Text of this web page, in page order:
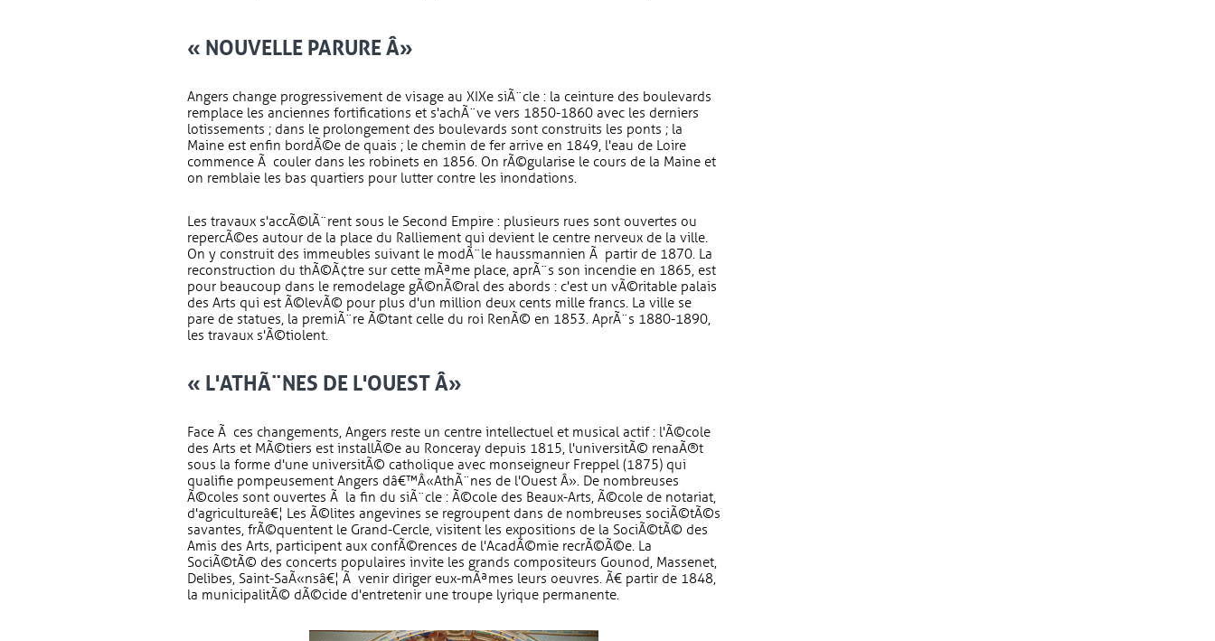
« NOUVELLE PARURE Â»
Angers change progressivement de visage au XIXe siÃ¨cle : la ceinture des boulevards
remplace les anciennes fortifications et s'achÃ¨ve vers 1850-1860 avec les derniers
lotissements ; dans le prolongement des boulevards sont construits les ponts ; la
Maine est enfin bordÃ©e de quais ; le chemin de fer arrive en 1849, l'eau de Loire
commence Ã couler dans les robinets en 1856. On rÃ©gularise le cours de la Maine et
on remblaie les bas quartiers pour lutter contre les inondations.
Les travaux s'accÃ©lÃ¨rent sous le Second Empire : plusieurs rues sont ouvertes ou
repercÃ©es autour de la place du Ralliement qui devient le centre nerveux de la ville.
On y construit des immeubles suivant le modÃ¨le haussmannien Ã partir de 1870. La
reconstruction du thÃ©Ã¢tre sur cette mÃªme place, aprÃ¨s son incendie en 1865, est
pour beaucoup dans le remodelage gÃ©nÃ©ral des abords : c'est un vÃ©ritable palais
des Arts qui est Ã©levÃ© pour plus d'un million deux cents mille francs. La ville se
pare de statues, la premiÃ¨re Ã©tant celle du roi RenÃ© en 1853. AprÃ¨s 1880-1890,
les travaux s'Ã©tiolent.
« L'ATHÃ¨NES DE L'OUEST Â»
Face Ã ces changements, Angers reste un centre intellectuel et musical actif : l'Ã©cole
des Arts et MÃ©tiers est installÃ©e au Ronceray depuis 1815, l'universitÃ© renaÃ®t
sous la forme d'une universitÃ© catholique avec monseigneur Freppel (1875) qui
qualifie pompeusement Angers dâ€™Â«AthÃ¨nes de l'Ouest Â». De nombreuses
Ã©coles sont ouvertes Ã la fin du siÃ¨cle : Ã©cole des Beaux-Arts, Ã©cole de notariat,
d'agricultureâ€¦ Les Ã©lites angevines se regroupent dans de nombreuses sociÃ©tÃ©s
savantes, frÃ©quentent le Grand-Cercle, visitent les expositions de la SociÃ©tÃ© des
Amis des Arts, participent aux confÃ©rences de l'AcadÃ©mie recrÃ©Ã©e. La
SociÃ©tÃ© des concerts populaires invite les grands compositeurs Gounod, Massenet,
Delibes, Saint-SaÃ«nsâ€¦ Ã venir diriger eux-mÃªmes leurs oeuvres. Ã€ partir de 1848,
la municipalitÃ© dÃ©cide d'entretenir une troupe lyrique permanente.